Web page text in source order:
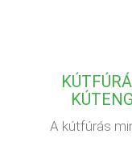
A kútfúrás